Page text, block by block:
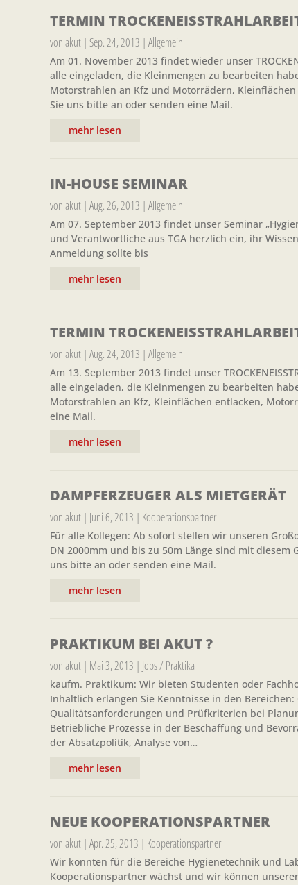
TERMIN
vonakut | Sep. 24, 2013 | Allgemein
Am 01. November 2013 findet wieder unser
alle eingeladen, die Kleinmengen zu bearbeiten
Motorstrahlen an Kfz und Motorrädern,
Sie uns bitte an oder senden eine Mail.
mehr lesen
IN-HOUSE SEMINAR
vonakut | Aug. 26, 2013 | Allgemein
Am 07. September 2013 findet unser Seminar
und Verantwortliche aus TGA herzlich ein, ihr
Anmeldung sollte bis
mehr lesen
TERMIN
vonakut | Aug. 24, 2013 | Allgemein
Am 13. September 2013 findet unser
alle eingeladen, die Kleinmengen zu bearbeiten
Motorstrahlen an Kfz, Kleinflächen entlacken,
eine Mail.
mehr lesen
DAMPFERZEUGER ALS MIETGERÄT
vonakut | Juni 6, 2013 | Kooperationspartner
Für alle Kollegen: Ab sofort stellen wir unseren
DN 2000mm und bis zu 50m Länge sind mit
uns bitte an oder senden eine Mail.
mehr lesen
PRAKTIKUM BEI AKUT ?
vonakut | Mai 3, 2013 | Jobs / Praktika
kaufm. Praktikum: Wir bieten Studenten oder
Inhaltlich erlangen Sie Kenntnisse in den
Qualitätsanforderungen und Prüfkriterien bei
Betriebliche Prozesse in der Beschaffung und
der Absatzpolitik, Analyse von…
mehr lesen
NEUE KOOPERATIONSPARTNER
vonakut | Apr. 25, 2013 | Kooperationspartner
Wir konnten für die Bereiche Hygienetechnik und
Kooperationspartner wächst und wir können